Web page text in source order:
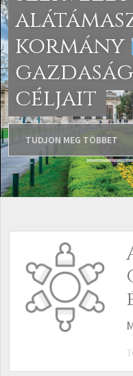
kormány
céljait
TUDJON MEG TÖBBET